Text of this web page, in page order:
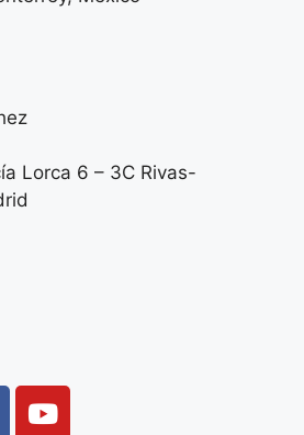
Lorca 6 – 3C Rivas-